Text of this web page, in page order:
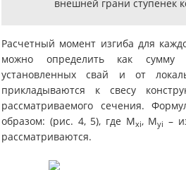
внешней грани ступенек
Расчетный момент изгиба для
можно определить как сумму
установленных свай и от
прикладываются к свесу
рассматриваемого сечения.
образом: (рис. 4, 5), где Mxi, Myi –
рассматриваются.